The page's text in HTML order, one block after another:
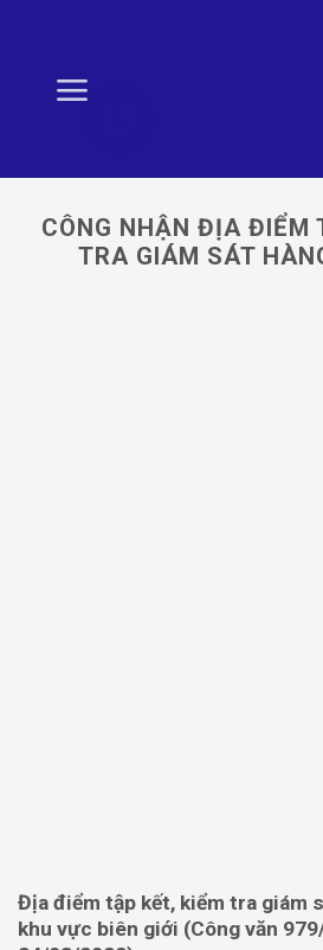
content
CÔNG NHẬN ĐỊA ĐIỂM
TRA GIÁM SÁT
Địa điểm tập kết, kiểm tra giám
khu vực biên giới (Công văn